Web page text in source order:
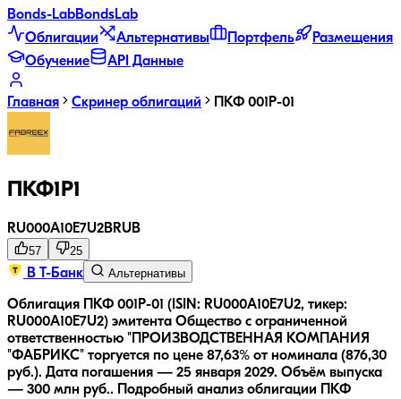
Bonds-LabBondsLab
Облигации
Альтернативы Портфель
Размещения
Обучение
API Данные
Главная Скринер облигаций ПКФ 001Р-01
ПКФ1Р1
RU000A10E7U2BRUB
57 25
В Т-Банк Альтернативы
Облигация ПКФ 001Р-01 (ISIN: RU000A10E7U2, тикер:
RU000A10E7U2) эмитента Общество с ограниченной
ответственностью "ПРОИЗВОДСТВЕННАЯ КОМПАНИЯ
"ФАБРИКС" торгуется по цене 87,63% от номинала (876,30
руб.). Дата погашения — 25 января 2029. Объём выпуска
— 300 млн руб..
Подробный анализ облигации
ПКФ